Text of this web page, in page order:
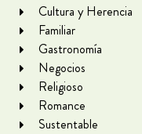
Cultura y Herencia
Familiar
Gastronomía
Negocios
Religioso
Romance
Sustentable